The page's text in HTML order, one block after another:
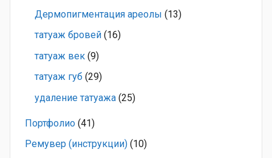
Дермопигментация ареолы (13)
татуаж бровей (16)
татуаж век (9)
татуаж губ (29)
удаление татуажа (25)
Портфолио (41)
Ремувер (инструкции) (10)